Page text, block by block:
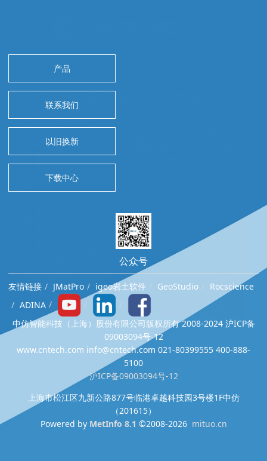
产品
联系我们
以旧换新
下载中心
公众号
友情链接 JMatPro igeo岩土软件 GeoStudio
Rocscience
ADINA
中仿智能科技（上海）股份有限公司版权所有 2008-2024 沪ICP备
09003094号-12
www.cntech.com info@cntech.com 021-80399555 400-888-
5100
沪ICP备09003094号-12
上海市松江区九新公路877号临港卓越科技园3号楼1F中仿
（201615）
Powered by MetInfo 8.1 ©2008-2026 mituo.cn